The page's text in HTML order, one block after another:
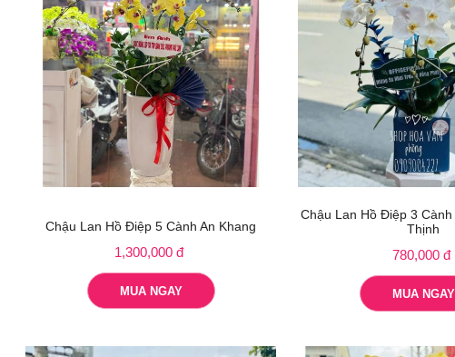
Chậu Lan Hồ Điệp 5 Cành An Khang
1,300,000 đ
MUA NGAY
Chậu Lan Hồ Điệp 3
Thịnh
780,000 đ
MUA NGAY